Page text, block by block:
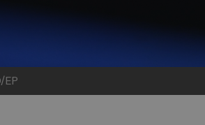
EP